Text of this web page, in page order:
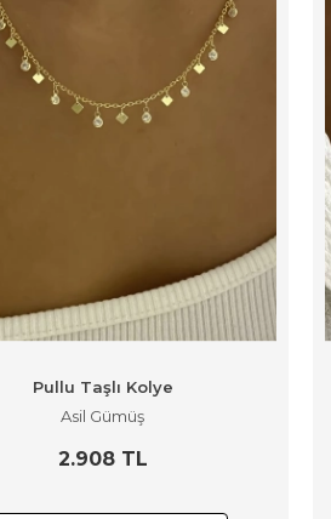
Pullu Taşlı Kolye
Asil Gümüş
2.908 TL